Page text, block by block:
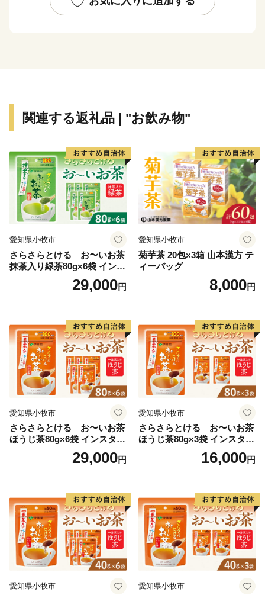
そのためのキーワードは「苅田らしさ」の創造だと思っ
とや地域を大切にしたい」 、 「ふるさとのために貢献
を応援していただくものです。
本町出身の皆さまをはじめ、本町を応援していただける
皆さまの想いを、苅田町の将来のために活用してまいり
ます。
「ふるさと・苅田町」の発展、「苅田らしさ」の創造の
上げます。
関連する返礼品 | "お飲み物"
愛知県小牧市
さらさらとける お〜いお茶
抹茶入り緑茶80g×6袋 インス
タント緑茶 粉末緑茶 粉末茶
おーいお茶 粉末緑茶29,000円
愛知県小牧市
菊芋茶 20包×3箱 山本漢方 テ
ィーバッグ
8,000円
愛知県小牧市
さらさらとける お〜いお茶
ほうじ茶80g×6袋 インスタン
トほうじ茶 粉末ほうじ茶 粉
末茶 おーいお茶 粉末緑茶
29,000円
愛知県小牧市
さらさらとける お〜いお茶
ほうじ茶80g×3袋 インスタン
トほうじ茶 粉末ほうじ茶 粉
末茶 おーいお茶 粉末緑茶
16,000円
愛知県小牧市 愛知県小牧市